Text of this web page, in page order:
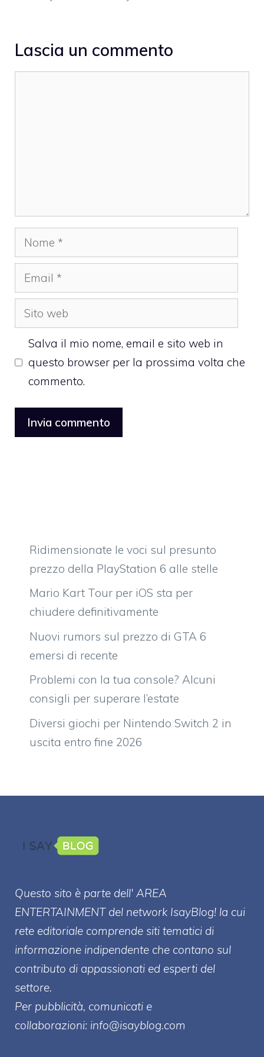
Lascia un commento
Nome
Email
Sito
web
Salva il mio nome, email e sito web in
questo browser per la prossima volta che
commento.
Ridimensionate le voci sul presunto
prezzo della PlayStation 6 alle stelle
Mario Kart Tour per iOS sta per
chiudere definitivamente
Nuovi rumors sul prezzo di GTA 6
emersi di recente
Problemi con la tua console? Alcuni
consigli per superare l’estate
Diversi giochi per Nintendo Switch 2 in
uscita entro fine 2026
Questo sito è parte dell' AREA
ENTERTAINMENT del network IsayBlog! la cui
rete editoriale comprende siti tematici di
informazione indipendente che contano sul
contributo di appassionati ed esperti del
settore.
Per pubblicità, comunicati e
collaborazioni: info@isayblog.com